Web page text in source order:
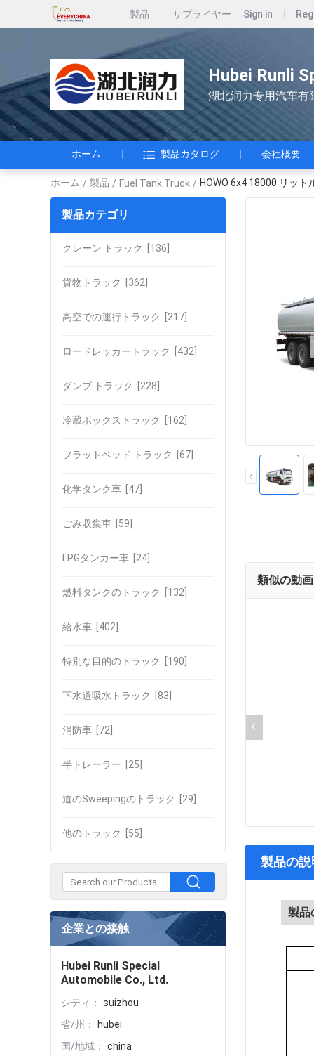
製品 サプライヤー Sign in
Hubei Runli
湖北润力专用汽车有
ホーム 製品カタログ 会社概要
ホーム / 製品 / Fuel Tank Truck / HOWO 6x4 18000 リット
製品カテゴリ
クレーン トラック [136]
貨物トラック [362]
高空での運行トラック [217]
ロードレッカートラック [432]
ダンプ トラック [228]
冷蔵ボックストラック [162]
フラットベッド トラック [67]
化学タンク車 [47]
ごみ収集車 [59]
LPGタンカー車 [24]
燃料タンクのトラック [132]
給水車 [402]
特別な目的のトラック [190]
下水道吸水トラック [83]
消防車 [72]
半トレーラー [25]
道のSweepingのトラック [29]
他のトラック [55]
企業との接触
Hubei Runli Special
Automobile Co., Ltd.
シティ：
suizhou
省/州：
hubei
国/地域：
china
類似の動
製品の
製品